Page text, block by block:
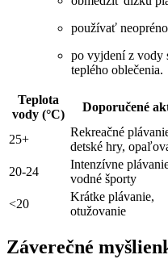
používať
po vyjdení z vody
teplého oblečenia.
Teplota
vody (°C)
Doporučené
25+
Rekreačné
detské hry,
20-24
Intenzívne
vodné športy
<20
Krátke plávanie,
otužovanie
Záverečné